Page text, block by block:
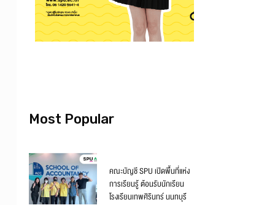
Most Popular
คณะบัญชี SPU เปิดพื้นที่แห่ง
การเรียนรู้ ต้อนรับนักเรียน
โรงเรียนเทพศิรินทร์ นนทบุรี